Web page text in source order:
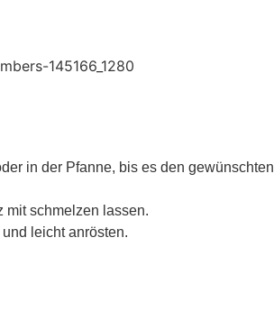
in der Pfanne, bis es den gewünschten
mit schmelzen lassen.
leicht anrösten.